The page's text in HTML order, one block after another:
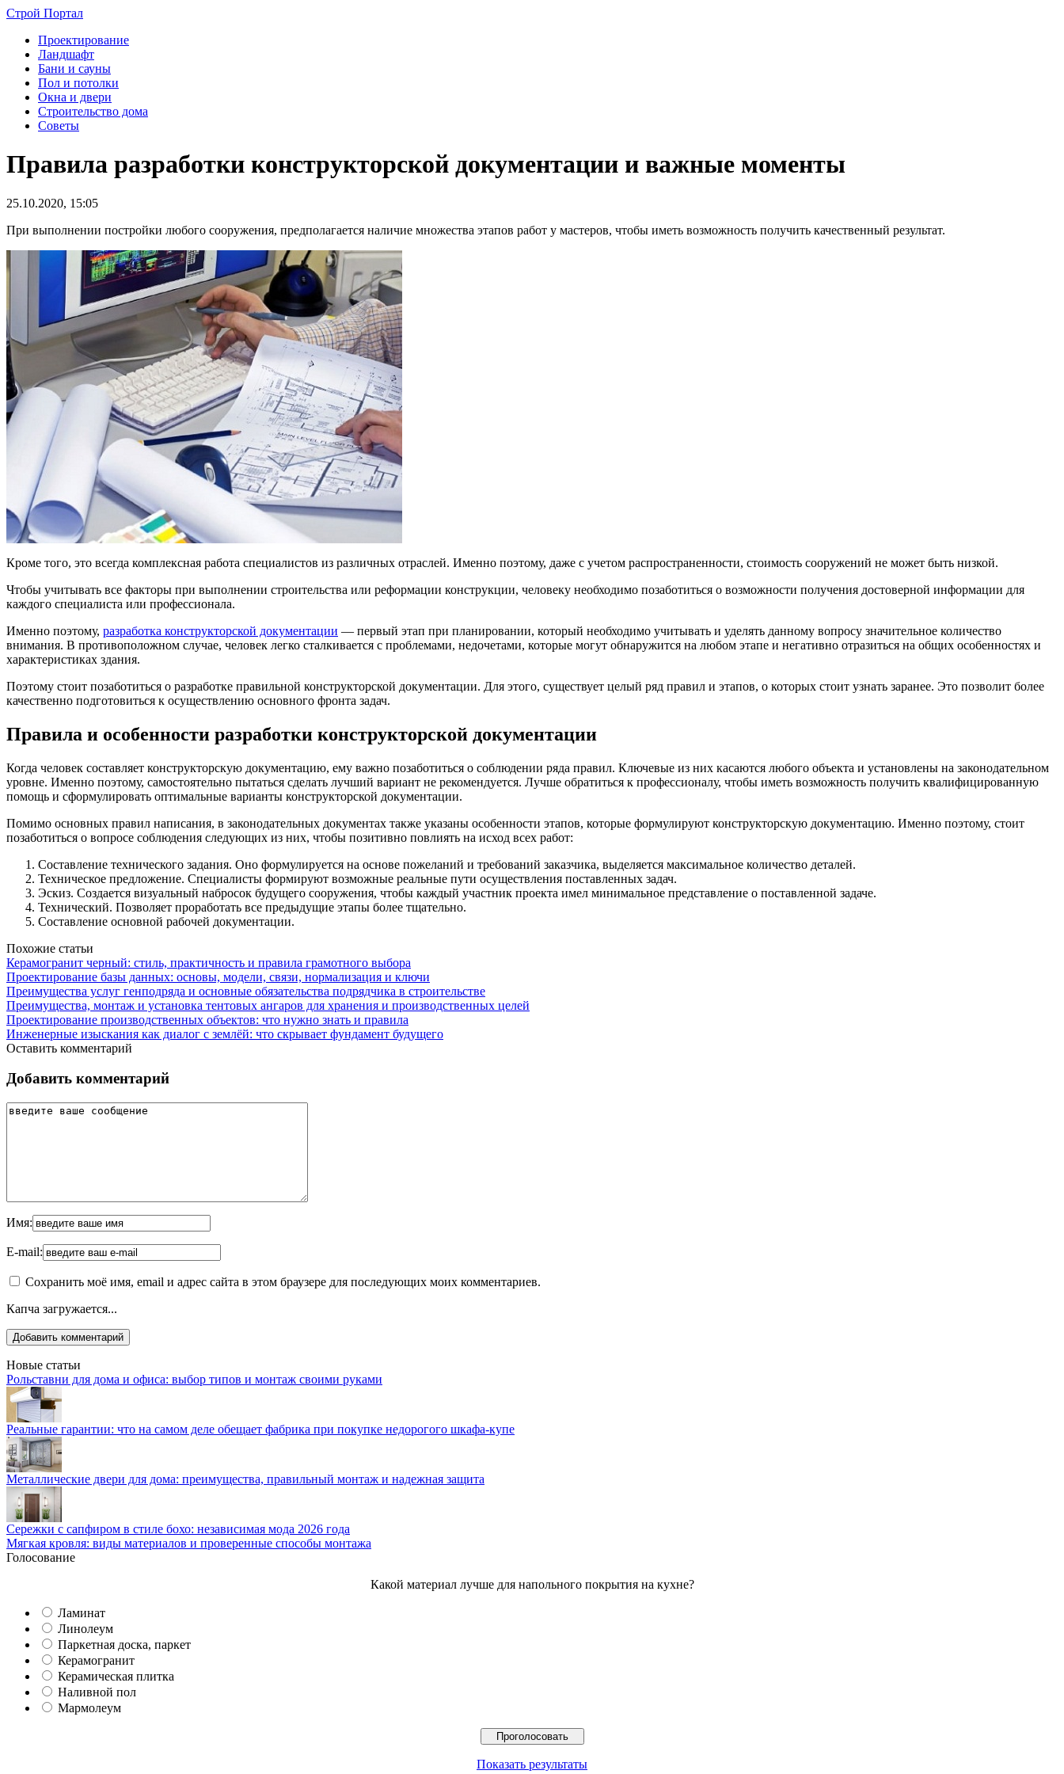
Строй Портал
Проектирование
Ландшафт
Бани и сауны
Пол и потолки
Окна и двери
Строительство дома
Советы
Правила разработки конструкторской документации и важные моменты
25.10.2020, 15:05
При выполнении постройки любого сооружения, предполагается наличие множества этапов работ у мастеров, чтобы иметь возможность получить качественный результат.
Кроме того, это всегда комплексная работа специалистов из различных отраслей. Именно поэтому, даже с учетом распространенности, стоимость сооружений не может быть низкой.
Чтобы учитывать все факторы при выполнении строительства или реформации конструкции, человеку необходимо позаботиться о возможности получения достоверной информации для
каждого специалиста или профессионала.
Именно поэтому, разработка конструкторской документации — первый этап при планировании, который необходимо учитывать и уделять данному вопросу значительное количество
внимания. В противоположном случае, человек легко сталкивается с проблемами, недочетами, которые могут обнаружится на любом этапе и негативно отразиться на общих особенностях и
характеристиках здания.
Поэтому стоит позаботиться о разработке правильной конструкторской документации. Для этого, существует целый ряд правил и этапов, о которых стоит узнать заранее. Это позволит более
качественно подготовиться к осуществлению основного фронта задач.
Правила и особенности разработки конструкторской документации
Когда человек составляет конструкторскую документацию, ему важно позаботиться о соблюдении ряда правил. Ключевые из них касаются любого объекта и установлены на законодательном
уровне. Именно поэтому, самостоятельно пытаться сделать лучший вариант не рекомендуется. Лучше обратиться к профессионалу, чтобы иметь возможность получить квалифицированную
помощь и сформулировать оптимальные варианты конструкторской документации.
Помимо основных правил написания, в законодательных документах также указаны особенности этапов, которые формулируют конструкторскую документацию. Именно поэтому, стоит
позаботиться о вопросе соблюдения следующих из них, чтобы позитивно повлиять на исход всех работ:
Составление технического задания. Оно формулируется на основе пожеланий и требований заказчика, выделяется максимальное количество деталей.
Техническое предложение. Специалисты формируют возможные реальные пути осуществления поставленных задач.
Эскиз. Создается визуальный набросок будущего сооружения, чтобы каждый участник проекта имел минимальное представление о поставленной задаче.
Технический. Позволяет проработать все предыдущие этапы более тщательно.
Составление основной рабочей документации.
Похожие статьи
Керамогранит черный: стиль, практичность и правила грамотного выбора
Проектирование базы данных: основы, модели, связи, нормализация и ключи
Преимущества услуг генподряда и основные обязательства подрядчика в строительстве
Преимущества, монтаж и установка тентовых ангаров для хранения и производственных целей
Проектирование производственных объектов: что нужно знать и правила
Инженерные изыскания как диалог с землёй: что скрывает фундамент будущего
Оставить комментарий
Добавить комментарий
Имя:
E-mail:
Сохранить моё имя, email и адрес сайта в этом браузере для последующих моих комментариев.
Капча загружается...
Новые статьи
Рольставни для дома и офиса: выбор типов и монтаж своими руками
Реальные гарантии: что на самом деле обещает фабрика при покупке недорогого шкафа-купе
Металлические двери для дома: преимущества, правильный монтаж и надежная защита
Сережки с сапфиром в стиле бохо: независимая мода 2026 года
Мягкая кровля: виды материалов и проверенные способы монтажа
Голосование
Какой материал лучше для напольного покрытия на кухне?
Ламинат
Линолеум
Паркетная доска, паркет
Керамогранит
Керамическая плитка
Наливной пол
Мармолеум
Показать результаты